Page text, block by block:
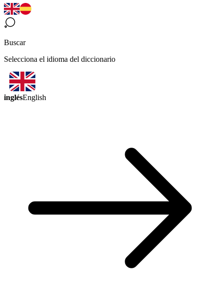
Buscar
Selecciona el idioma del diccionario
inglésEnglish